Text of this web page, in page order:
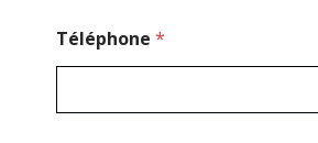
Téléphone *